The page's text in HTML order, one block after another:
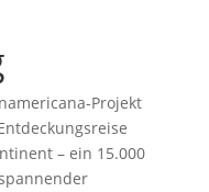
Projekt
– ein 15.000